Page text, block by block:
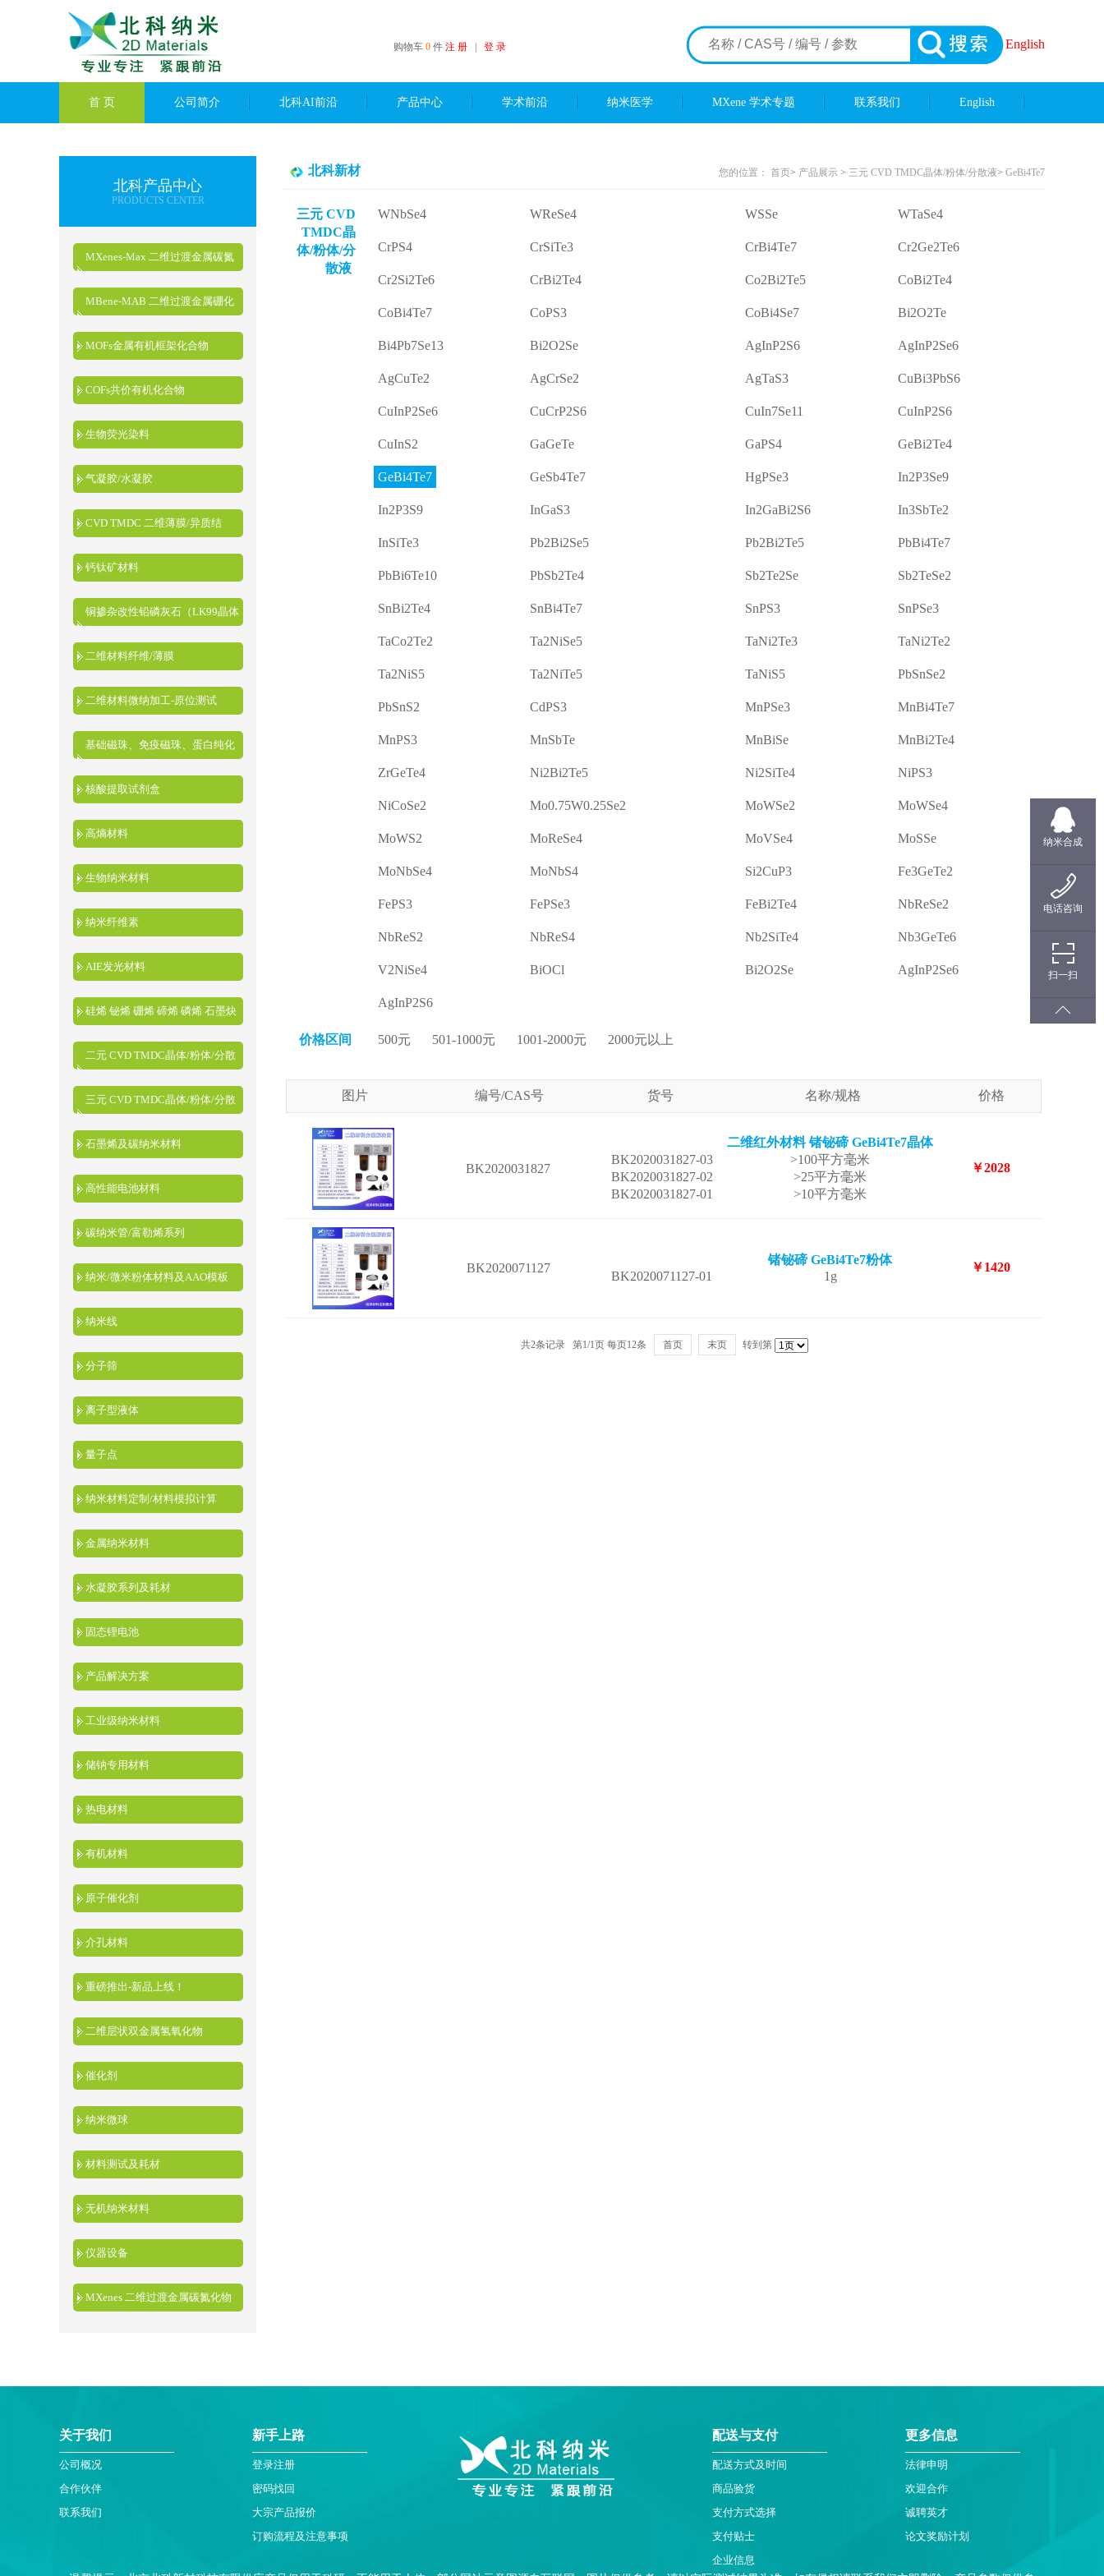
购物车 0 件 注 册 登 录 English
首 页 公司简介 北科AI前沿 产品中心 学术前沿 纳米医学 MXene 学术专题 联系我们 English
北科产品中心
PRODUCTS CENTER
MXenes-Max 二维过渡金属碳氮
化物
MBene-MAB 二维过渡金属硼化
物
MOFs金属有机框架化合物
COFs共价有机化合物
生物荧光染料
气凝胶/水凝胶
CVD TMDC 二维薄膜/异质结
钙钛矿材料
铜掺杂改性铅磷灰石（LK99晶体
粉末）
二维材料纤维/薄膜
二维材料微纳加工-原位测试
基础磁珠、免疫磁珠、蛋白纯化
磁珠、核酸提取磁珠
核酸提取试剂盒
高熵材料
生物纳米材料
纳米纤维素
AIE发光材料
硅烯 铋烯 硼烯 碲烯 磷烯 石墨炔
二元 CVD TMDC晶体/粉体/分散
液
三元 CVD TMDC晶体/粉体/分散
液
石墨烯及碳纳米材料
高性能电池材料
碳纳米管/富勒烯系列
纳米/微米粉体材料及AAO模板
纳米线
分子筛
离子型液体
量子点
纳米材料定制/材料模拟计算
金属纳米材料
水凝胶系列及耗材
固态锂电池
产品解决方案
工业级纳米材料
储钠专用材料
热电材料
有机材料
原子催化剂
介孔材料
重磅推出-新品上线！
二维层状双金属氢氧化物
催化剂
纳米微球
材料测试及耗材
无机纳米材料
仪器设备
MXenes 二维过渡金属碳氮化物
北科新材 您的位置： 首页> 产品展示 > 三元 CVD TMDC晶体/粉体/分散液> GeBi4Te7
三元 CVD
TMDC晶
体/粉体/分
散液
WNbSe4 WReSe4 WSSe WTaSe4
CrPS4 CrSiTe3 CrBi4Te7 Cr2Ge2Te6
Cr2Si2Te6 CrBi2Te4 Co2Bi2Te5 CoBi2Te4
CoBi4Te7 CoPS3 CoBi4Se7 Bi2O2Te
Bi4Pb7Se13 Bi2O2Se AgInP2S6 AgInP2Se6
AgCuTe2 AgCrSe2 AgTaS3 CuBi3PbS6
CuInP2Se6 CuCrP2S6 CuIn7Se11 CuInP2S6
CuInS2 GaGeTe GaPS4 GeBi2Te4
GeBi4Te7 GeSb4Te7 HgPSe3 In2P3Se9
In2P3S9 InGaS3 In2GaBi2S6 In3SbTe2
InSiTe3 Pb2Bi2Se5 Pb2Bi2Te5 PbBi4Te7
PbBi6Te10 PbSb2Te4 Sb2Te2Se Sb2TeSe2
SnBi2Te4 SnBi4Te7 SnPS3 SnPSe3
TaCo2Te2 Ta2NiSe5 TaNi2Te3 TaNi2Te2
Ta2NiS5 Ta2NiTe5 TaNiS5 PbSnSe2
PbSnS2 CdPS3 MnPSe3 MnBi4Te7
MnPS3 MnSbTe MnBiSe MnBi2Te4
ZrGeTe4 Ni2Bi2Te5 Ni2SiTe4 NiPS3
NiCoSe2 Mo0.75W0.25Se2 MoWSe2 MoWSe4
MoWS2 MoReSe4 MoVSe4 MoSSe
MoNbSe4 MoNbS4 Si2CuP3 Fe3GeTe2
FePS3 FePSe3 FeBi2Te4 NbReSe2
NbReS2 NbReS4 Nb2SiTe4 Nb3GeTe6
V2NiSe4 BiOCl Bi2O2Se AgInP2Se6
AgInP2S6
价格区间 500元 501-1000元 1001-2000元 2000元以上
图片 编号/CAS号 货号 名称/规格 价格
BK2020031827
二维红外材料 锗铋碲 GeBi4Te7晶体
BK2020031827-03
>100平方毫米
BK2020031827-02
>25平方毫米
BK2020031827-01
>10平方毫米
￥2028
BK2020071127
锗铋碲 GeBi4Te7粉体
BK2020071127-01
1g
￥1420
共2条记录 第1/1页 每页12条 首页 末页 转到第
关于我们
公司概况
合作伙伴
联系我们
新手上路
登录注册
密码找回
大宗产品报价
订购流程及注意事项
配送与支付
配送方式及时间
商品验货
支付方式选择
支付贴士
企业信息
更多信息
法律申明
欢迎合作
诚聘英才
论文奖励计划
纳米合成
电话咨询
扫一扫